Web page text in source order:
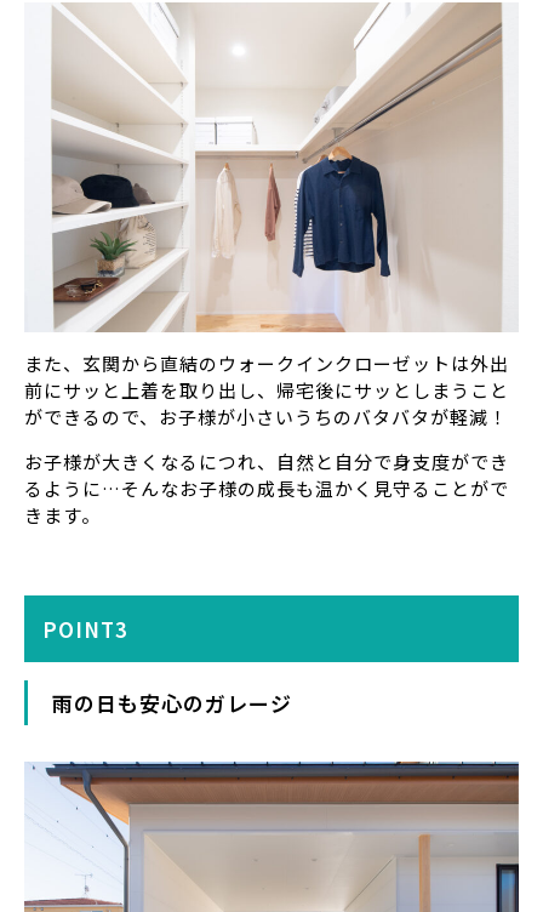
また、玄関から直結のウォークインクローゼットは外出
前にサッと上着を取り出し、帰宅後にサッとしまうこと
ができるので、お子様が小さいうちのバタバタが軽減！
お子様が大きくなるにつれ、自然と自分で身支度ができ
るように…そんなお子様の成長も温かく見守ることがで
きます。
POINT3
雨の日も安心のガレージ